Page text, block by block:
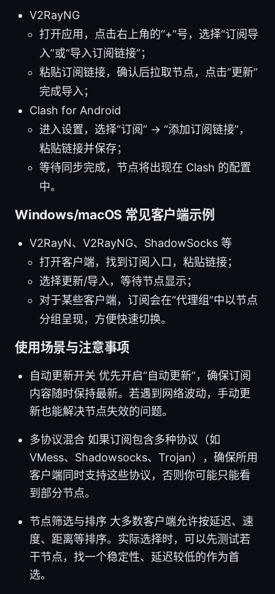
V2RayNG
打开应用，点击右上角的“+”号，选择“订阅导
入”或“导入订阅链接”；
粘贴订阅链接，确认后拉取节点，点击“更新”
完成导入；
Clash for Android
进入设置，选择“订阅” -> “添加订阅链接”，
粘贴链接并保存；
等待同步完成，节点将出现在 Clash 的配置
中。
Windows/macOS 常见客户端示例
V2RayN、V2RayNG、ShadowSocks 等
打开客户端，找到订阅入口，粘贴链接；
选择更新/导入，等待节点显示；
对于某些客户端，订阅会在“代理组”中以节点
分组呈现，方便快速切换。
使用场景与注意事项
自动更新开关 优先开启“自动更新”，确保订阅
内容随时保持最新。若遇到网络波动，手动更
新也能解决节点失效的问题。
多协议混合 如果订阅包含多种协议（如
VMess、Shadowsocks、Trojan），确保所用
客户端同时支持这些协议，否则你可能只能看
到部分节点。
节点筛选与排序 大多数客户端允许按延迟、速
度、距离等排序。实际选择时，可以先测试若
干节点，找一个稳定性、延迟较低的作为首
选。